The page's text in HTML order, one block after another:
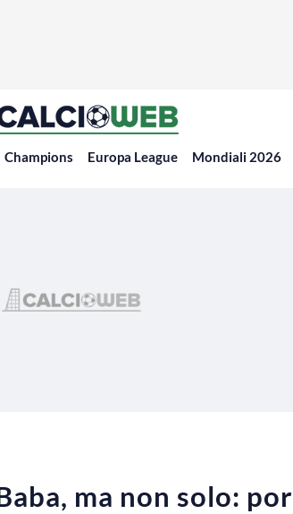
Champions Europa League Mondiali 2026
ma non solo: